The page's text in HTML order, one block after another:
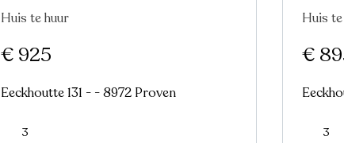
Nieuw
Huis te huur
€ 925
Eeckhoutte 131 - - 8972 Proven
3
Huis
€
3